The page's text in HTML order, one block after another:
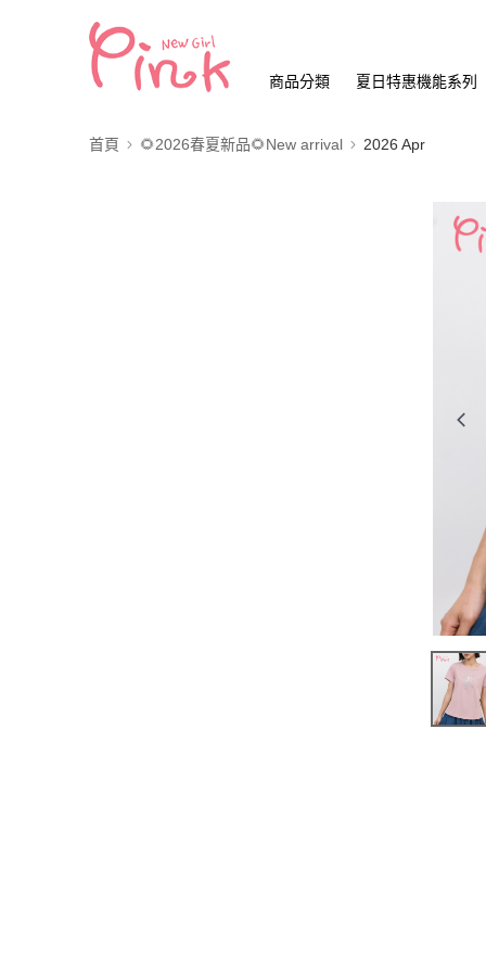
商品分類 夏日特惠機能系列
首頁 🌻2026春夏新品🌻New arrival 2026 Apr